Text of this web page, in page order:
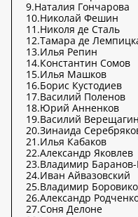
9.Наталия Гончарова
10.Николай Фешин
11.Николя де Сталь
12.Тамара де
13.Илья Репин
14.Константин Сомов
15.Илья Машков
16.Борис Кустодиев
17.Василий Поленов
18.Юрий Анненков
19.Василий Верещагин
20.Зинаида
21.Илья Кабаков
22.Александр Яковлев
23.Владимир Баранов-
24.Иван Айвазовский
25.Владимир
26.Александр
27.Соня Делоне